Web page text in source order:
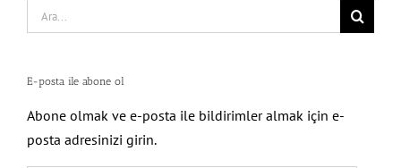
Search
for:
E-posta ile abone ol
Abone olmak ve e-posta ile bildirimler almak için e-
posta adresinizi girin.